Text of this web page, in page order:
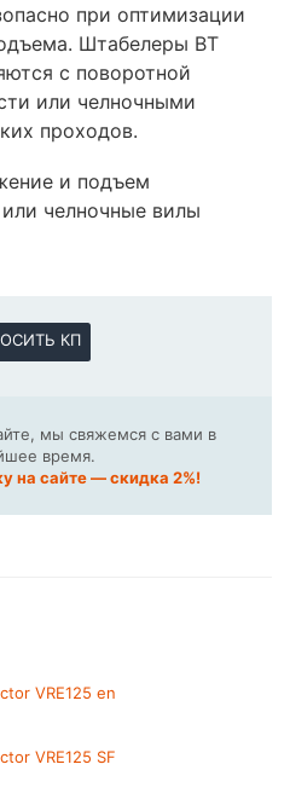
при оптимизации
Штабелеры BT
с поворотной
или челночными
проходов.
и подъем
челночные вилы
КП
мы свяжемся с вами в
время.
на сайте — скидка 2%!
VRE125 en
VRE125 SF